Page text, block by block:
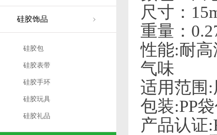
硅胶饰品
硅胶包
硅胶表带
硅胶手环
硅胶玩具
硅胶礼品
尺寸：
重量：
性能:耐
气味
适用范围
包装:PP
产品认证